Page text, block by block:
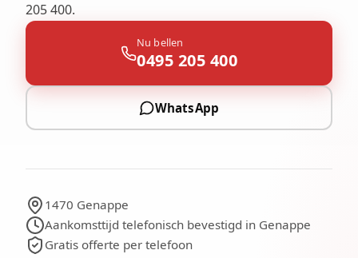
205 400.
Nu bellen
0495 205 400
WhatsApp
1470 Genappe
Aankomsttijd telefonisch bevestigd in Genappe
Gratis offerte per telefoon